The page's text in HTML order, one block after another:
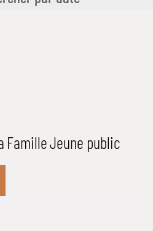
FamilleJeune public